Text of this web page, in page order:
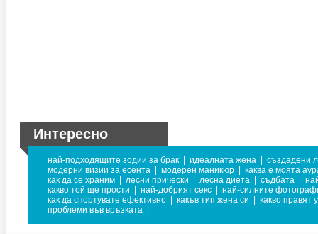
Интересно
най-подходящите зодии за брак идеалната жена
създадени
модерни визии за есента
модерен маникюр
каква е моята
как да се храним
лесни прически лесна диета съдбата
какво той ще прости
най-добрият секс
най-силните
как да спортувате ефективно
какъв тип жена си
какво правят
проблеми във връзката